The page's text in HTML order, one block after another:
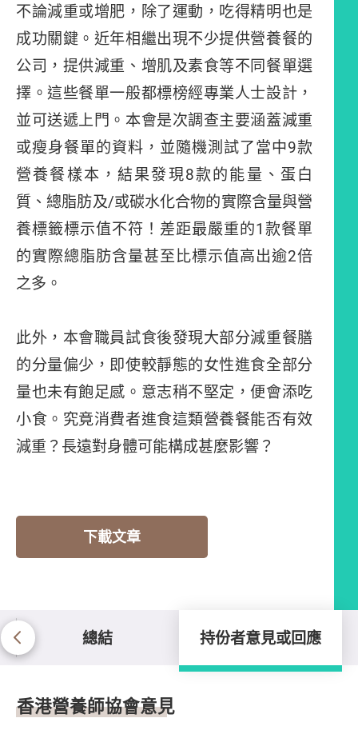
不論減重或增肥，除了運動，吃得精明也是
成功關鍵。近年相繼出現不少提供營養餐的
公司，提供減重、增肌及素食等不同餐單選
擇。這些餐單一般都標榜經專業人士設計，
並可送遞上門。本會是次調查主要涵蓋減重
或瘦身餐單的資料，並隨機測試了當中9款
營養餐樣本，結果發現8款的能量、蛋白
質、總脂肪及/或碳水化合物的實際含量與營
養標籤標示值不符！差距最嚴重的1款餐單
的實際總脂肪含量甚至比標示值高出逾2倍
之多。
此外，本會職員試食後發現大部分減重餐膳
的分量偏少，即使較靜態的女性進食全部分
量也未有飽足感。意志稍不堅定，便會添吃
小食。究竟消費者進食這類營養餐能否有效
減重？長遠對身體可能構成甚麼影響？
下載文章
總結 持份者意見或回應
持份者意見或回應
香港營養師協會意見